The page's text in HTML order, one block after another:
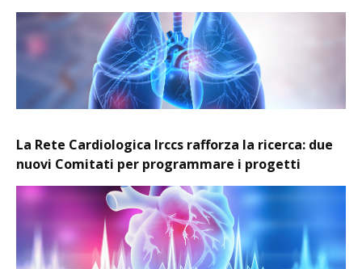
La Rete Cardiologica Irccs rafforza la ricerca: due
nuovi Comitati per programmare i progetti